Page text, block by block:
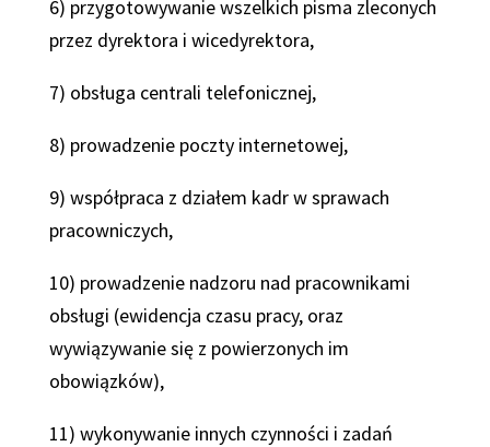
6) przygotowywanie wszelkich pisma zleconych
przez dyrektora i wicedyrektora,
7) obsługa centrali telefonicznej,
8) prowadzenie poczty internetowej,
9) współpraca z działem kadr w sprawach
pracowniczych,
10) prowadzenie nadzoru nad pracownikami
obsługi (ewidencja czasu pracy, oraz
wywiązywanie się z powierzonych im
obowiązków),
11) wykonywanie innych czynności i zadań